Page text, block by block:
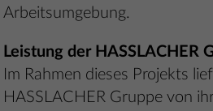
Arbeitsumgebung.
Leistung der HASSLACHER
Im Rahmen dieses Projekts
HASSLACHER Gruppe von